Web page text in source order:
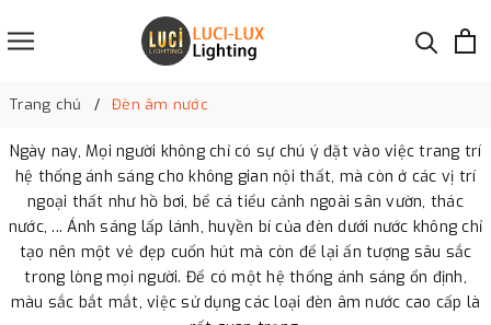
Trang chủ Đèn âm nước
Ngày nay, Mọi người không chỉ có sự chú ý đặt vào việc trang trí
hệ thống ánh sáng cho không gian nội thất, mà còn ở các vị trí
ngoại thất như hồ bơi, bể cá tiểu cảnh ngoài sân vườn, thác
nước, ... Ánh sáng lấp lánh, huyền bí của đèn dưới nước không chỉ
tạo nên một vẻ đẹp cuốn hút mà còn để lại ấn tượng sâu sắc
trong lòng mọi người. Để có một hệ thống ánh sáng ổn định,
màu sắc bắt mắt, việc sử dụng các loại đèn âm nước cao cấp là